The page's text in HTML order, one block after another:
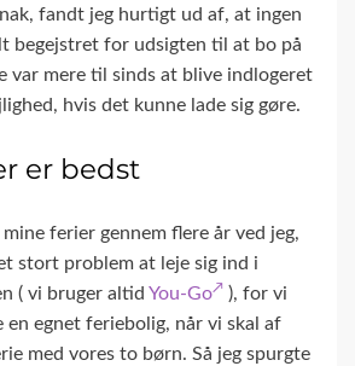
fandt jeg hurtigt ud af, at ingen
begejstret for udsigten til at bo på
var mere til sinds at blive indlogeret
hvis det kunne lade sig gøre.
er bedst
mine ferier gennem flere år ved jeg,
stort problem at leje sig ind i
( vi bruger altid You-Go
), for vi
en egnet feriebolig, når vi skal af
med vores to børn. Så jeg spurgte